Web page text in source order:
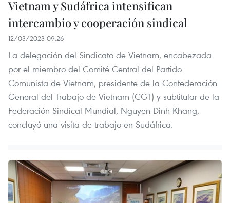
Vietnam y Sudáfrica intensifican
intercambio y cooperación sindical
12/03/2023 09:26
La delegación del Sindicato de Vietnam, encabezada
por el miembro del Comité Central del Partido
Comunista de Vietnam, presidente de la Confederación
General del Trabajo de Vietnam (CGT) y subtitular de la
Federación Sindical Mundial, Nguyen Dinh Khang,
concluyó una visita de trabajo en Sudáfrica.